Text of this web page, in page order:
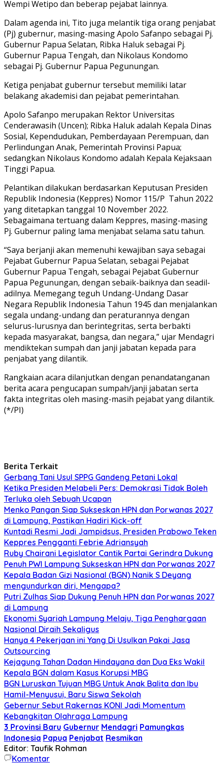
Wempi Wetipo dan beberap pejabat lainnya.
Dalam agenda ini, Tito juga melantik tiga orang penjabat
(Pj) gubernur, masing-masing Apolo Safanpo sebagai Pj.
Gubernur Papua Selatan, Ribka Haluk sebagai Pj.
Gubernur Papua Tengah, dan Nikolaus Kondomo
sebagai Pj. Gubernur Papua Pegunungan.
Ketiga penjabat gubernur tersebut memiliki latar
belakang akademisi dan pejabat pemerintahan.
Apolo Safanpo merupakan Rektor Universitas
Cenderawasih (Uncen); Ribka Haluk adalah Kepala Dinas
Sosial, Kependudukan, Pemberdayaan Perempuan, dan
Perlindungan Anak, Pemerintah Provinsi Papua;
sedangkan Nikolaus Kondomo adalah Kepala Kejaksaan
Tinggi Papua.
Pelantikan dilakukan berdasarkan Keputusan Presiden
Republik Indonesia (Keppres) Nomor 115/P Tahun 2022
yang ditetapkan tanggal 10 November 2022.
Sebagaimana tertuang dalam Keppres, masing-masing
Pj. Gubernur paling lama menjabat selama satu tahun.
“Saya berjanji akan memenuhi kewajiban saya sebagai
Pejabat Gubernur Papua Selatan, sebagai Pejabat
Gubernur Papua Tengah, sebagai Pejabat Gubernur
Papua Pegunungan, dengan sebaik-baiknya dan seadil-
adilnya. Memegang teguh Undang-Undang Dasar
Negara Republik Indonesia Tahun 1945 dan menjalankan
segala undang-undang dan peraturannya dengan
selurus-lurusnya dan berintegritas, serta berbakti
kepada masyarakat, bangsa, dan negara,” ujar Mendagri
mendiktekan sumpah dan janji jabatan kepada para
penjabat yang dilantik.
Rangkaian acara dilanjutkan dengan penandatanganan
berita acara pengucapan sumpah/janji jabatan serta
fakta integritas oleh masing-masih pejabat yang dilantik.
(*/PI)
Berita Terkait
Gerbang Tani Usul SPPG Gandeng Petani Lokal
Ketika Presiden Melabeli Pers: Demokrasi Tidak Boleh
Terluka oleh Sebuah Ucapan
Menko Pangan Siap Sukseskan HPN dan Porwanas 2027
di Lampung, Pastikan Hadiri Kick-off
Kuntadi Resmi Jadi Jampidsus, Presiden Prabowo Teken
Keppres Pengganti Febrie Adriansyah
Ruby Chairani Legislator Cantik Partai Gerindra Dukung
Penuh PWI Lampung Sukseskan HPN dan Porwanas 2027
Kepala Badan Gizi Nasional (BGN) Nanik S Deyang
mengundurkan diri, Mengapa?
Putri Zulhas Siap Dukung Penuh HPN dan Porwanas 2027
di Lampung
Ekonomi Syariah Lampung Melaju, Tiga Penghargaan
Nasional Diraih Sekaligus
Hanya 4 Pekerjaan ini Yang Di Usulkan Pakai Jasa
Outsourcing
Kejagung Tahan Dadan Hindayana dan Dua Eks Wakil
Kepala BGN dalam Kasus Korupsi MBG
BGN Luruskan Tujuan MBG Untuk Anak Balita dan Ibu
Hamil-Menyusui, Baru Siswa Sekolah
Gebernur Sebut Rakernas KONI Jadi Momentum
Kebangkitan Olahraga Lampung
3 Provinsi Baru Gubernur Mendagri Pamungkas
Indonesia Papua Penjabat Resmikan
Editor: Taufik Rohman
Komentar